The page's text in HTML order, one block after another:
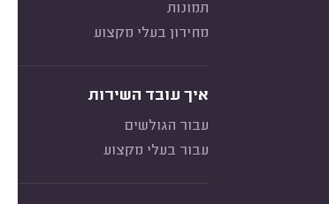
תמונות
מחירון בעלי מקצוע
איך עובד השירות
עבור הגולשים
עבור בעלי מקצוע